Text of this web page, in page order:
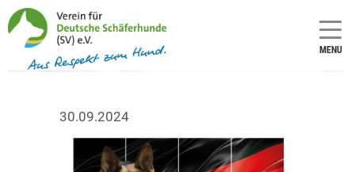
MENU
30.09.2024